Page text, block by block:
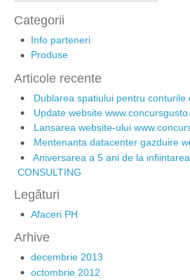
Categorii
Info parteneri
Produse
Articole recente
Dublarea spatiului pentru conturile
Update website
Lansarea website-ului
Mentenanta datacenter gazduire
Aniversarea a 5 ani de la
CONSULTING
Legături
Afaceri PH
Arhive
decembrie 2013
octombrie 2012